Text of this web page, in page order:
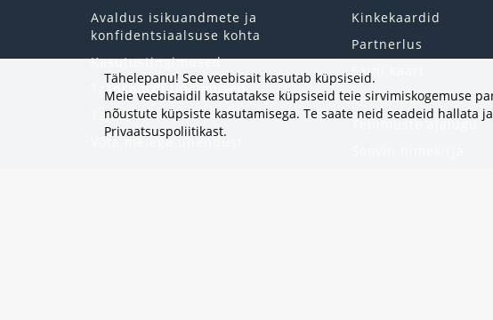
Avaldus isikuandmete ja
konfidentsiaalsuse kohta
Kasutustingimused
Transpordi tingimused
Tagastab
Võta meiega ühendust
Kinkekaardid
Partnerlus
Saidi kaart
Minu konto
Tellimuste ajalugu
Tähelepanu! See veebisait kasutab küpsiseid.
Meie veebisaidil kasutatakse küpsiseid teie sirvimiskogemuse
nõustute küpsiste kasutamisega. Te saate neid seadeid hallata
Privaatsuspoliitikast.